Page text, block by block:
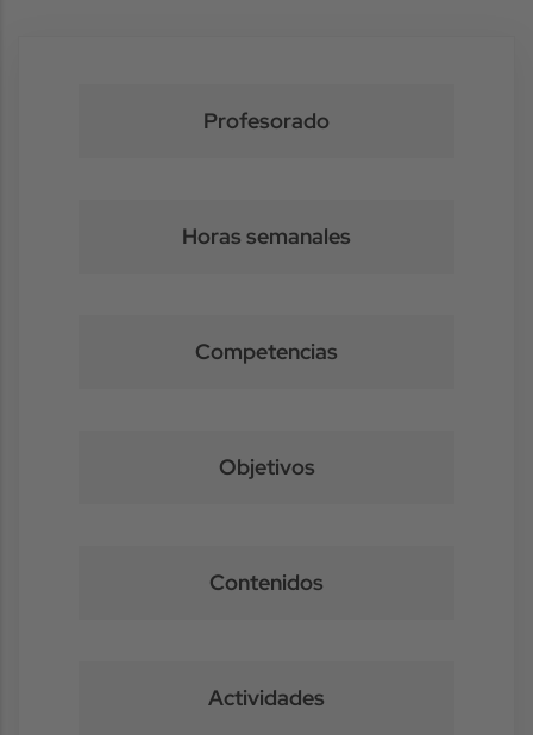
Profesorado
Horas semanales
Competencias
Objetivos
Contenidos
Actividades